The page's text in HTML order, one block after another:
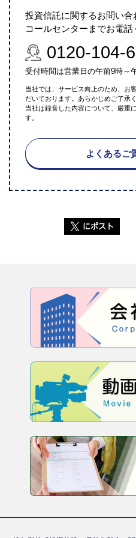
投資信託に関するお問い合
コールセンターまでお電話
0120-104-
受付時間は営業日の午前9時～
当社では、サービス向上のため、お
だいております。あらかじめご了承く
当社は録音した内容について、厳重
す。
よくあるご